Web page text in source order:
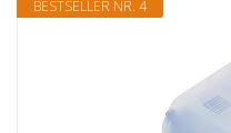
BESTSELLER NR. 4